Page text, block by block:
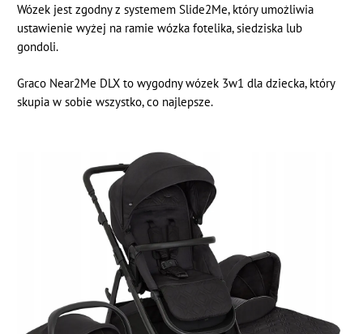
Wózek jest zgodny z systemem Slide2Me, który umożliwia
ustawienie wyżej na ramie wózka fotelika, siedziska lub
gondoli.
Graco Near2Me DLX to wygodny wózek 3w1 dla dziecka, który
skupia w sobie wszystko, co najlepsze.